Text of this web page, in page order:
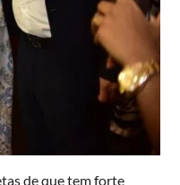
de que tem forte